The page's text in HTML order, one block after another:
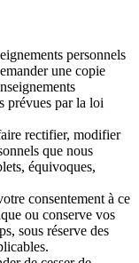
personnels
une copie
prévues par la loi
rectifier, modifier
que nous
équivoques,
consentement à ce
ou conserve vos
sous réserve des